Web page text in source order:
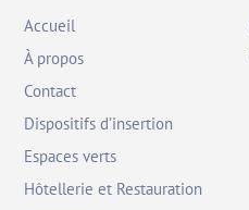
Accueil
À propos
Contact
Dispositifs d’insertion
Espaces verts
Hôtellerie et Restauration